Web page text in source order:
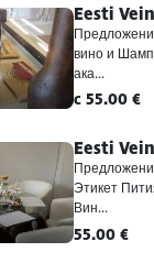
Eesti
вино и
ака...
c 55.00 €
Eesti
Этикет
Вин...
55.00 €